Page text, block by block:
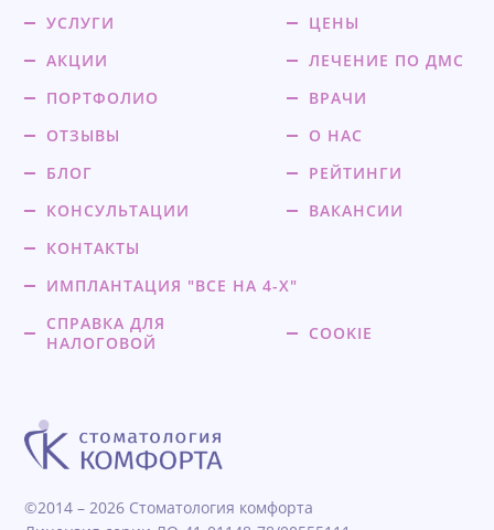
УСЛУГИ
ЦЕНЫ
АКЦИИ
ЛЕЧЕНИЕ ПО ДМС
ПОРТФОЛИО
ВРАЧИ
ОТЗЫВЫ
О НАС
БЛОГ
РЕЙТИНГИ
КОНСУЛЬТАЦИИ
ВАКАНСИИ
КОНТАКТЫ
ИМПЛАНТАЦИЯ "ВСЕ НА 4-Х"
СПРАВКА ДЛЯ
НАЛОГОВОЙ
COOKIE
©2014 – 2026 Стоматология комфорта